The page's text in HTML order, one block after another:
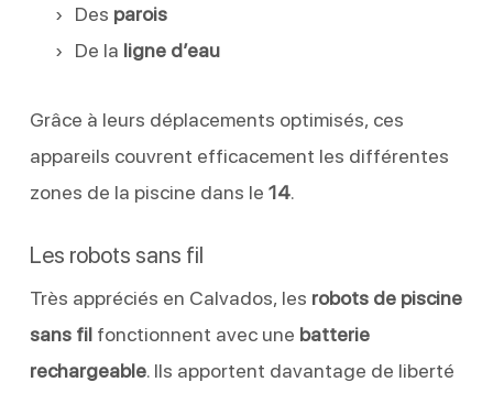
Des parois
De la ligne d’eau
Grâce à leurs déplacements optimisés, ces
appareils couvrent efficacement les différentes
zones de la piscine dans le 14.
Les robots sans fil
Très appréciés en Calvados, les robots de piscine
sans filfonctionnent avec une batterie
rechargeable. Ils apportent davantage de liberté